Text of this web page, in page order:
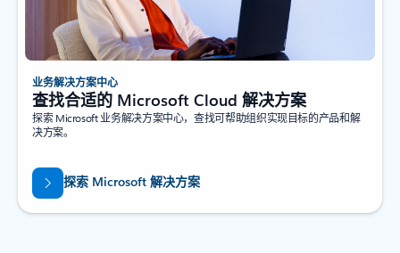
业务解决方案中心
查找合适的 Microsoft Cloud 解决方案
探索 Microsoft 业务解决方案中心，查找可帮助组织实现目标的产品和解
决方案。
探索 Microsoft 解决方案